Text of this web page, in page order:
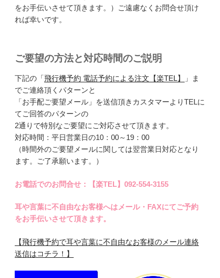
をお手伝いさせて頂きます。）ご遠慮なくお問合せ頂け
れば幸いです。
ご要望の方法と対応時間のご説明
下記の「飛行機予約 電話予約による注文【楽TEL】
」ま
でご連絡頂くパターンと
「お手配ご要望メール」を送信頂きカスタマーよりTELに
てご回答のパターンの
2通りで特別なご要望にご対応させて頂きます。
対応時間：平日営業日の10：00～19：00
（時間外のご要望メールに関しては翌営業日対応となり
ます。ご了承願います。）
お電話でのお問合せ：【楽TEL】092-554-3155
耳や言葉に不自由なお客様へはメール・FAXにてご予約
をお手伝いさせて頂きます。
【飛行機予約で耳や言葉に不自由なお客様のメール連絡
送信はコチラ！】